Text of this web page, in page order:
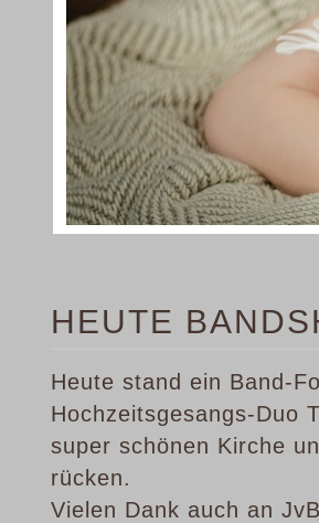
HEUTE
Heute stand ein Band-
Hochzeitsgesangs-Duo
super schönen Kirche
rücken.
Vielen Dank auch an